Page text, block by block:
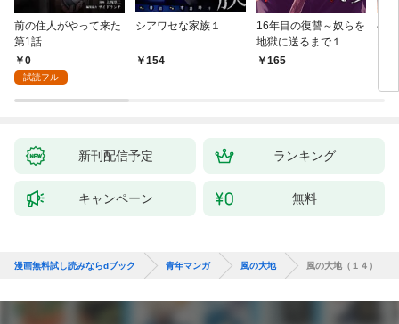
前の住人がやって来た
第1話
0
試読フル
シアワセな家族１
154
16年目の復讐～奴らを
地獄に送るまで１
165
ベ
新刊配信予定 ランキング
キャンペーン 無料
漫画無料試し読みならdブック 青年マンガ 風の大地 風の大地（１４）